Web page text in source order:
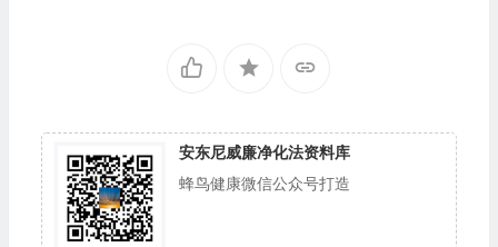
安东尼威廉净化法资料库
蜂鸟健康微信公众号打造